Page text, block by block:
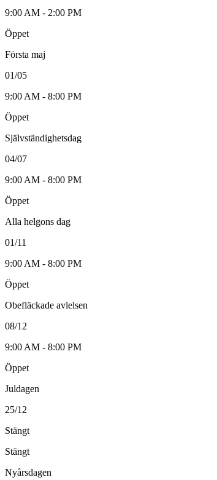
9:00 AM - 2:00 PM
Öppet
Första maj
01/05
9:00 AM - 8:00 PM
Öppet
Självständighetsdag
04/07
9:00 AM - 8:00 PM
Öppet
Alla helgons dag
01/11
9:00 AM - 8:00 PM
Öppet
Obefläckade avlelsen
08/12
9:00 AM - 8:00 PM
Öppet
Juldagen
25/12
Stängt
Stängt
Nyårsdagen